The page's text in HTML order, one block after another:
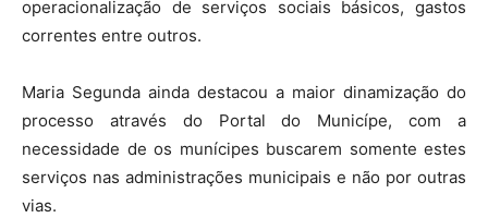
operacionalização de serviços sociais básicos, gastos
correntes entre outros.
Maria Segunda ainda destacou a maior dinamização do
processo através do Portal do Municípe, com a
necessidade de os munícipes buscarem somente estes
serviços nas administrações municipais e não por outras
vias.